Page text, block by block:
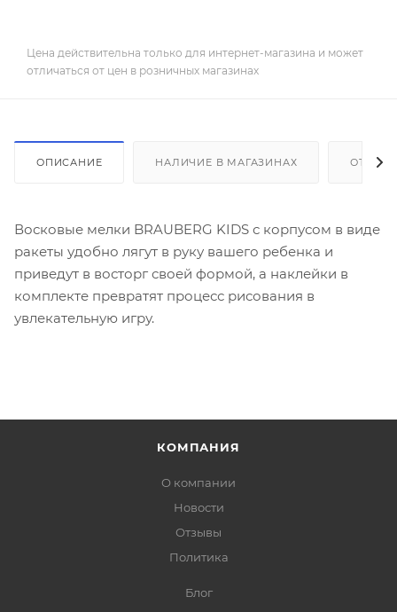
Цена действительна только для интернет-магазина и может
отличаться от цен в розничных магазинах
ОПИСАНИЕ НАЛИЧИЕ В МАГАЗИНАХ
Восковые мелки BRAUBERG KIDS с корпусом в виде
ракеты удобно лягут в руку вашего ребенка и
приведут в восторг своей формой, а наклейки в
комплекте превратят процесс рисования в
увлекательную игру.
КОМПАНИЯ
О компании
Новости
Отзывы
Политика
Блог